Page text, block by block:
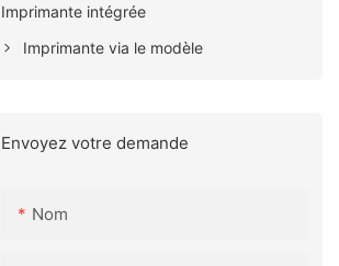
Imprimante intégrée
Imprimante via le modèle
Envoyez votre demande
Nom